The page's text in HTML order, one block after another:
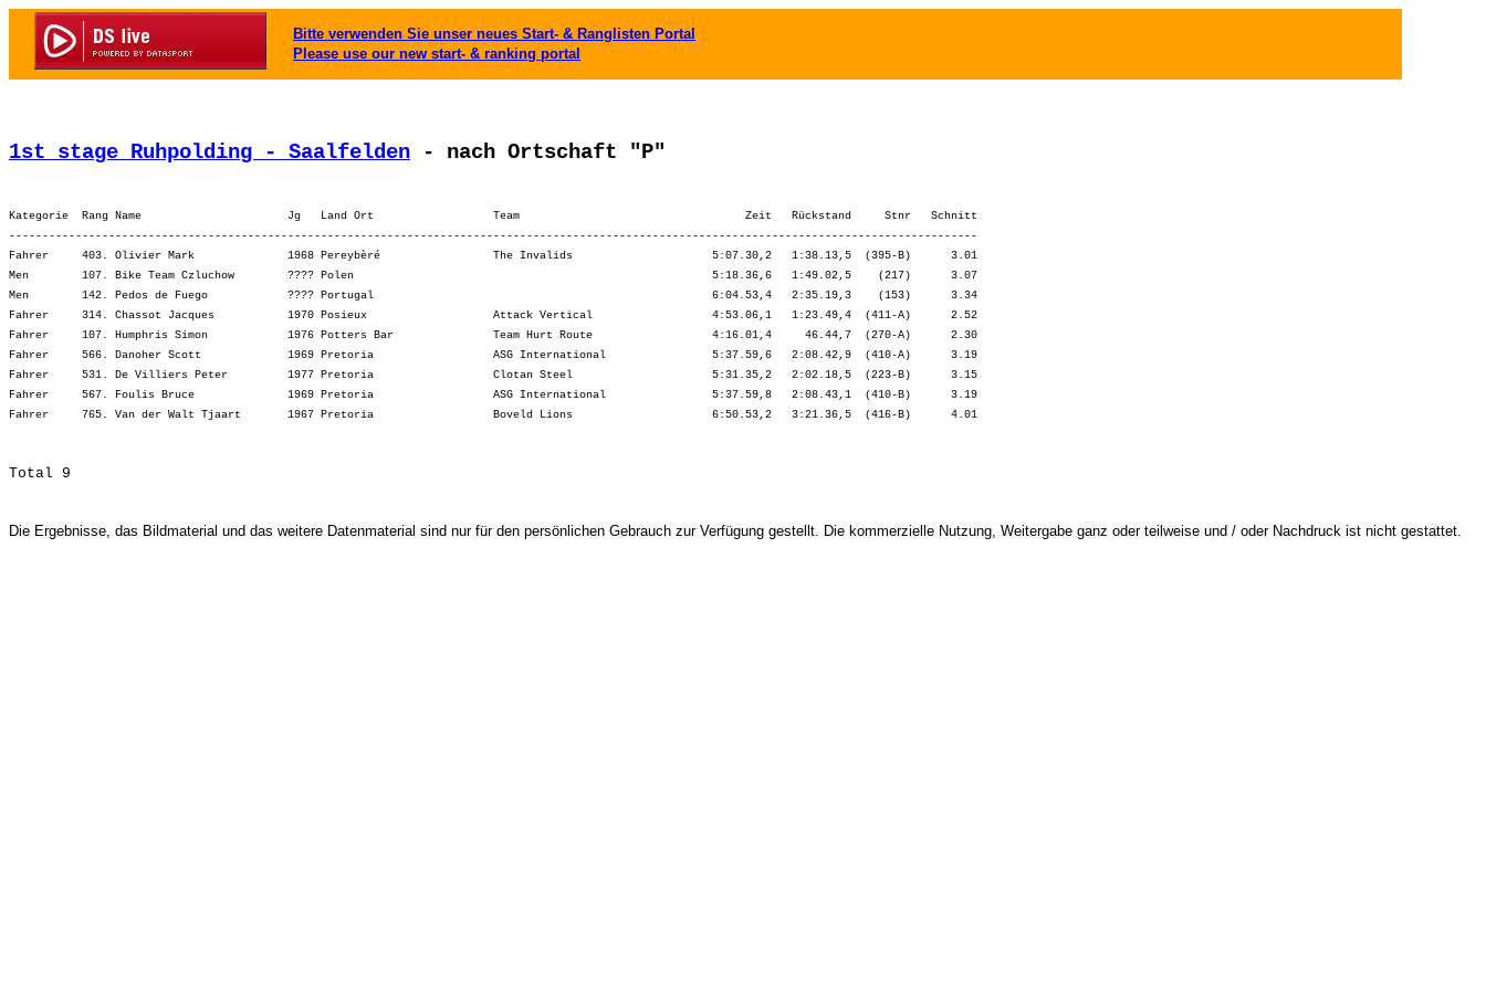
Bitte verwenden Sie unser neues Start- & Ranglisten Portal
Please use our new start- & ranking portal
1st stage Ruhpolding - Saalfelden - nach Ortschaft "P"
Kategorie  Rang Name                      Jg   Land Ort                  Team                                  Zeit   Rückstand     Stnr   Schnitt
--------------------------------------------------------------------------------------------------------------------------------------------------
Fahrer     403. Olivier Mark              1968 Pereybèré                 The Invalids                     5:07.30,2   1:38.13,5  (395-B)      3.01
Men        107. Bike Team Czluchow        ???? Polen                                                      5:18.36,6   1:49.02,5    (217)      3.07
Men        142. Pedos de Fuego            ???? Portugal                                                   6:04.53,4   2:35.19,3    (153)      3.34
Fahrer     314. Chassot Jacques           1970 Posieux                   Attack Vertical                  4:53.06,1   1:23.49,4  (411-A)      2.52
Fahrer     107. Humphris Simon            1976 Potters Bar               Team Hurt Route                  4:16.01,4     46.44,7  (270-A)      2.30
Fahrer     566. Danoher Scott             1969 Pretoria                  ASG International                5:37.59,6   2:08.42,9  (410-A)      3.19
Fahrer     531. De Villiers Peter         1977 Pretoria                  Clotan Steel                     5:31.35,2   2:02.18,5  (223-B)      3.15
Fahrer     567. Foulis Bruce              1969 Pretoria                  ASG International                5:37.59,8   2:08.43,1  (410-B)      3.19
Die Ergebnisse, das Bildmaterial und das weitere Datenmaterial sind nur für den persönlichen Gebrauch zur Verfügung gestellt. Die kommerzielle Nutzung, Weitergabe ganz oder teilweise und / oder Nachdruck ist nicht gestattet.